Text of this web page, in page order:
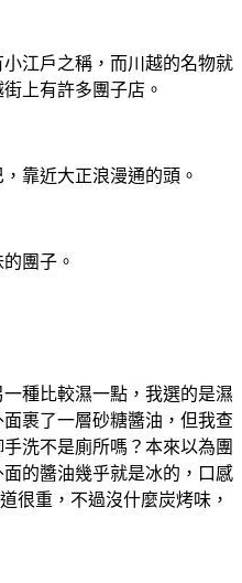
江戶之稱，而川越的名物就
上有許多團子店。
靠近大正浪漫通的頭。
團子。
種比較濕一點，我選的是濕
裹了一層砂糖醬油，但我查
洗不是廁所嗎？本來以為團
的醬油幾乎就是冰的，口感
很重，不過沒什麼炭烤味，